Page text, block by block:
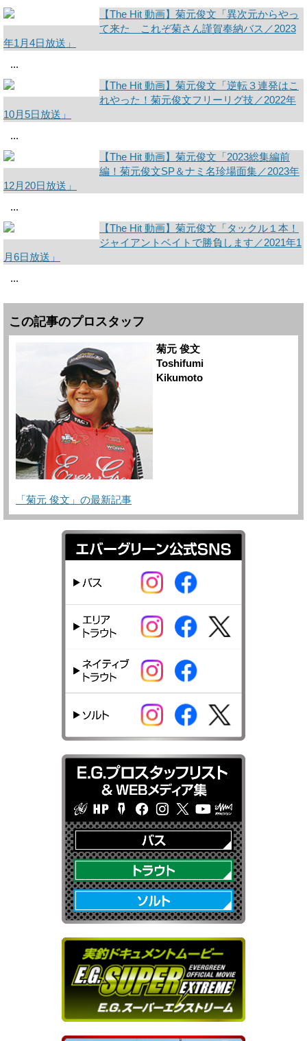
【The Hit 動画】菊元俊文「異次元からやっ
て来た これぞ菊さん謹賀奉納バス／2023
年1月4日放送」
...
【The Hit 動画】菊元俊文「逆転３連発はこ
れやった！菊元俊文フリーリグ技／2022年
10月5日放送」
...
【The Hit 動画】菊元俊文「2023総集編前
編！菊元俊文SP＆ナミ名珍場面集／2023年
12月20日放送」
...
【The Hit 動画】菊元俊文「タックル１本！
ジャイアントベイトで勝負します／2021年1
月6日放送」
...
この記事のプロスタッフ
菊元 俊文
Toshifumi
Kikumoto
「菊元 俊文」の最新記事